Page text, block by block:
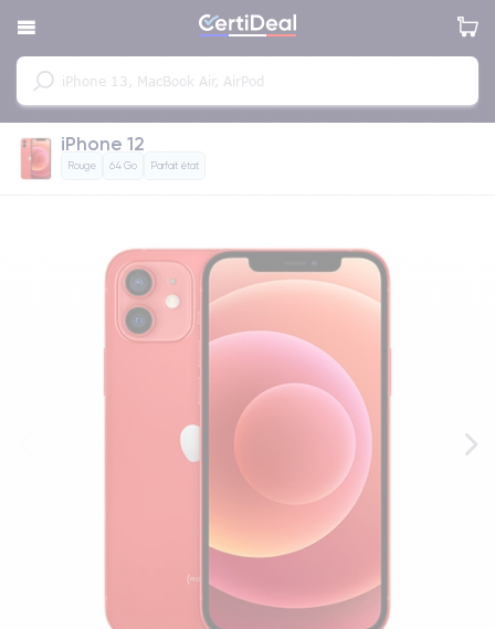
iPhone 12
Rouge 64 Go Parfait état